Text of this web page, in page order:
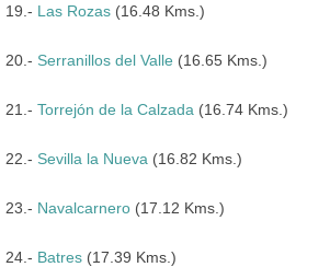
19.- Las Rozas (16.48 Kms.)
20.- Serranillos del Valle (16.65 Kms.)
21.- Torrejón de la Calzada (16.74 Kms.)
22.- Sevilla la Nueva (16.82 Kms.)
23.- Navalcarnero (17.12 Kms.)
24.- Batres (17.39 Kms.)